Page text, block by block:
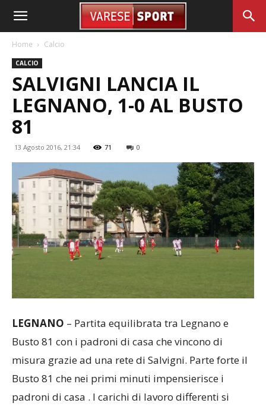
Home Calcio
CALCIO
SALVIGNI LANCIA IL
LEGNANO, 1-0 AL BUSTO
81
13 Agosto 2016, 21:34 71 0
LEGNANO – Partita equilibrata tra Legnano e
Busto 81 con i padroni di casa che vincono di
misura grazie ad una rete di Salvigni. Parte forte il
Busto 81 che nei primi minuti impensierisce i
padroni di casa . I carichi di lavoro differenti si